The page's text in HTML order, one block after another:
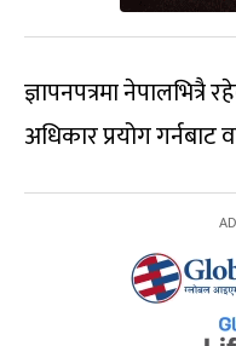
ज्ञापनपत्रमा
अधिकार प्रयोग